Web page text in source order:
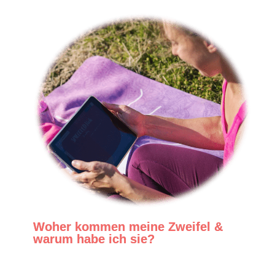
Woher kommen meine Zweifel &
warum habe ich sie?